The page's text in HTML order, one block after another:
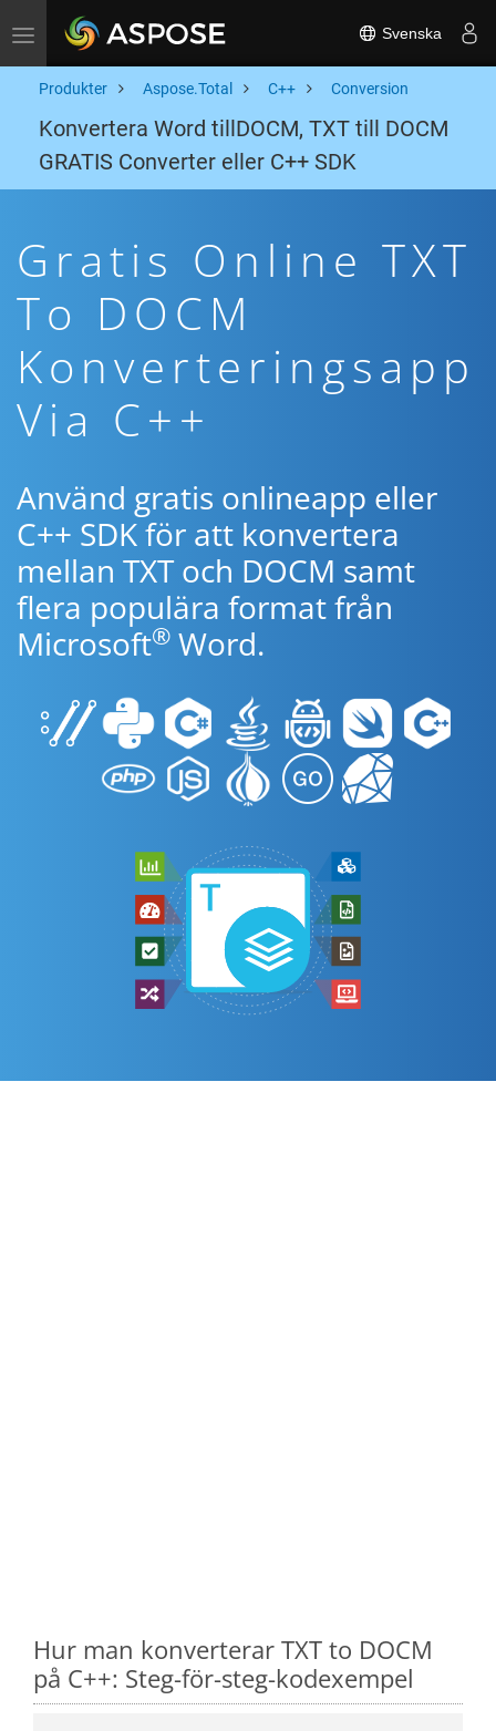
Toggle navigation Svenska
Produkter Aspose.Total C++ Conversion
Konvertera Word tillDOCM, TXT till DOCM
GRATIS Converter eller C++ SDK
Gratis Online TXT
To DOCM
Konverteringsapp
Via C++
Använd gratis onlineapp eller
C++ SDK för att konvertera
mellan TXT och DOCM samt
flera populära format från
Microsoft® Word.
Hur man konverterar TXT to DOCM
på C++: Steg-för-steg-kodexempel